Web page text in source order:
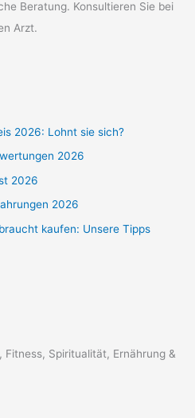
Beratung. Konsultieren Sie bei
Arzt.
2026: Lohnt sie sich?
2026
2026
2026
kaufen: Unsere Tipps
Spiritualität, Ernährung &